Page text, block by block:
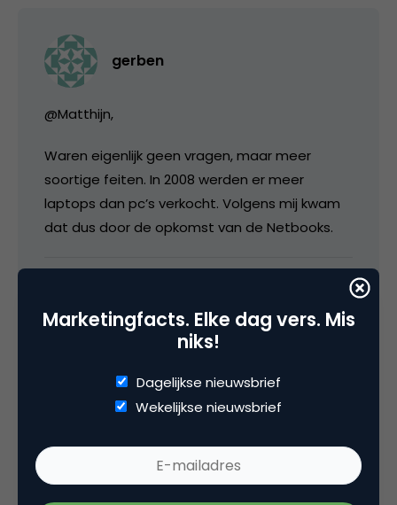
gerben
@Matthijn,
Waren eigenlijk geen vragen, maar meer
soortige feiten. In 2008 werden er meer
laptops dan pc’s verkocht. Volgens mij kwam
dat dus door de opkomst van de Netbooks.
Raymond
betere (voordeligere) keus. Laptops waar je
goed op kan gamen zijn er wel, maar kosten
Marketingfacts. Elke dag vers. Mis
niks!
Dagelijkse nieuwsbrief
Wekelijkse nieuwsbrief